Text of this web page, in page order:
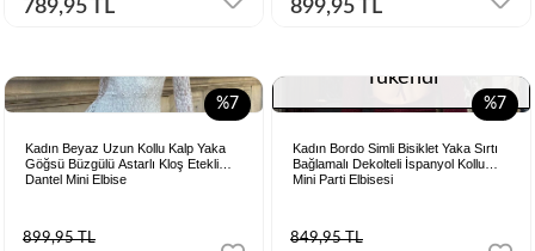
789,95 TL 899,95 TL
%7
Kadın Beyaz Uzun Kollu Kalp Yaka
Göğsü Büzgülü Astarlı Kloş Etekli
Dantel Mini Elbise
899,95 TL
%7
Tükendi
Kadın Bordo Simli Bisiklet Yaka Sırtı
Bağlamalı Dekolteli İspanyol Kollu
Mini Parti Elbisesi
849,95 TL